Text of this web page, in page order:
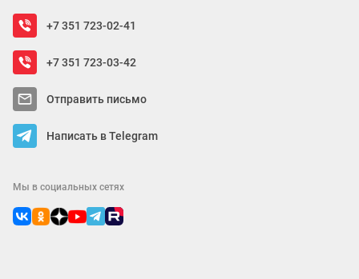
+7 351 723-02-41
+7 351 723-03-42
Отправить письмо
Написать в Telegram
Мы в социальных сетях